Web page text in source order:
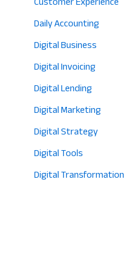
Daily Accounting
Digital Business
Digital Invoicing
Digital Lending
Digital Marketing
Digital Strategy
Digital Tools
Digital Transformation